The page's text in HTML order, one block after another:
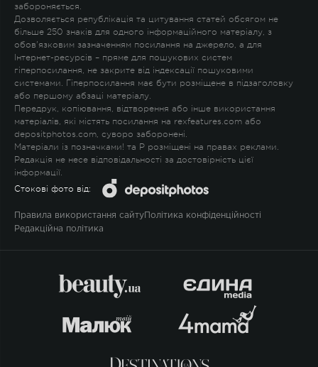
забороняється.
Дозволяється републікація та цитування статей обсягом не
більше 250 знаків для одного інформаційного матеріалу, з
обов'язковим зазначенням посилання на джерело, а для
Інтернет-ресурсів – пряме для пошукових систем
гіперпосилання, не закрите від індексації пошуковими
системами. Гіперпосилання має бути розміщене в підзаголовку
або першому абзаці матеріалу.
Передрук, копіювання, відтворення або інше використання
матеріалів, які містять посилання на rexfeatures.com або
depositphotos.com, суворо заборонені.
Матеріали із позначками! та P розміщені на правах реклами.
Редакція не несе відповідальності за достовірність цієї
інформації.
Стокові фото від:
Правила використання сайту Політика конфіденційності
Редакційна політика